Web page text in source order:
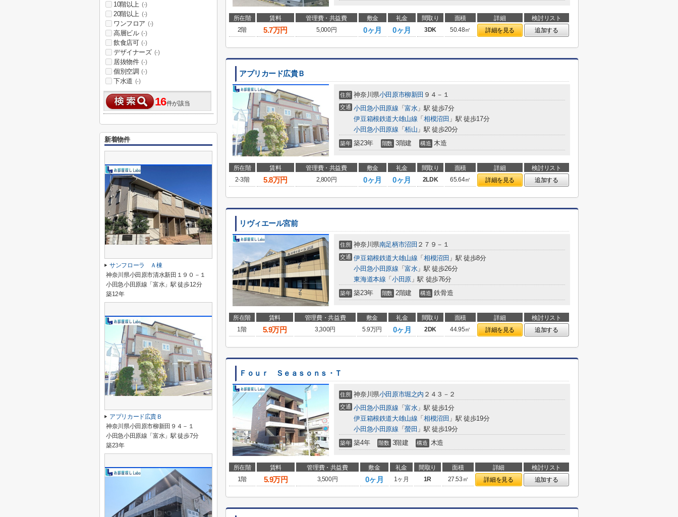
所在階 賃料 管理費・共益費 敷金 礼金 間取り 面積 詳細
検討リスト
2階
5.7万円 5,000円 0ヶ月 0ヶ月 3DK 50.48㎡ 詳細を見る 追加する
アプリカード広貴Ｂ
住所 神奈川県小田原市柳新田 ９４－１
交通 小田急小田原線 「富水」駅 徒歩7分
伊豆箱根鉄道大雄山線 「相模沼田 」駅 徒歩17分
小田急小田原線 「栢山 」駅 徒歩20分
築年 築23年 階数 3階建 構造 木造
所在階 賃料 管理費・共益費 敷金 礼金 間取り 面積 詳細
検討リスト
2-3階
5.8万円 2,800円 0ヶ月 0ヶ月 2LDK 65.64㎡ 詳細を見る 追加する
リヴィエール宮前
住所 神奈川県南足柄市沼田 ２７９－１
交通 伊豆箱根鉄道大雄山線 「相模沼田 」駅 徒歩8分
小田急小田原線 「富水」駅 徒歩26分
東海道本線 「 小田原」駅 徒歩76分
築年 築23年 階数 2階建 構造 鉄骨造
所在階 賃料 管理費・共益費 敷金 礼金 間取り 面積 詳細
検討リスト
1階
5.9万円 3,300円 5.9万円 0ヶ月 2DK 44.95㎡ 詳細を見る 追加する
Ｆｏｕｒ Ｓｅａｓｏｎｓ・Ｔ
住所 神奈川県小田原市堀之内 ２４３－２
交通 小田急小田原線 「富水」駅 徒歩1分
伊豆箱根鉄道大雄山線 「相模沼田 」駅 徒歩19分
小田急小田原線 「螢田 」駅 徒歩19分
築年 築4年 階数 3階建 構造 木造
所在階 賃料 管理費・共益費 敷金 礼金 間取り 面積 詳細
検討リスト
1階
5.9万円 3,500円 0ヶ月 1ヶ月 1R 27.53㎡ 詳細を見る 追加する
10階以上 (-)
20階以上 (-)
ワンフロア (-)
高層ビル (-)
飲食店可 (-)
デザイナーズ (-)
居抜物件 (-)
個別空調 (-)
下水道 (-)
16件が該当
新着物件
サンフローラ Ａ棟
神奈川県小田原市清水新田１９０－１
小田急小田原線「富水」駅 徒歩12分
築12年
アプリカード広貴Ｂ
神奈川県小田原市柳新田９４－１
小田急小田原線「富水」駅 徒歩7分
築23年